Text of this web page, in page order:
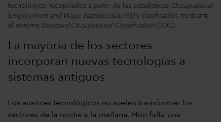
tecnológico recopilados a partir de las estadísticas Occupational
Employment and Wage Statistics (OEWS)y clasificados mediante
el sistema Standard Occupational Classification (SOC).
La mayoría de los sectores
incorporan nuevas tecnologías a
sistemas antiguos
Los avances tecnológicos no suelen transformar los
sectores de la noche a la mañana. Hizo falta una